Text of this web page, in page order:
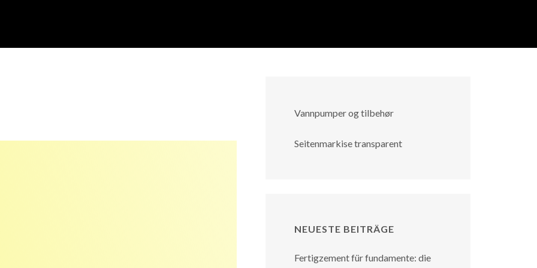
Vannpumper og tilbehør
Seitenmarkise transparent
NEUESTE BEITRÄGE
Fertigzement für fundamente: die